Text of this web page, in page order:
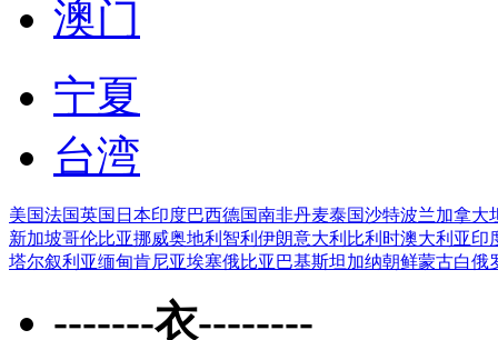
澳门
宁夏
台湾
美国法国英国 日本印度巴西德国南非丹麦泰国沙特波兰加拿大
新加坡哥伦比亚挪威奥地利 智利 伊朗意大利 比利时澳大利亚印
塔尔叙利亚缅甸肯尼亚埃塞俄比亚 巴基斯坦 加纳朝鲜蒙古白俄
-------衣--------